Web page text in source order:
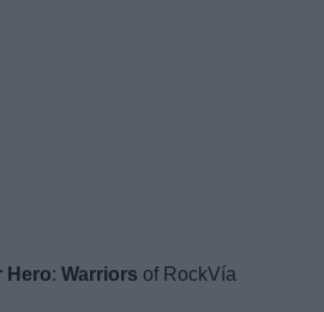
Hero: Warriors of RockVía